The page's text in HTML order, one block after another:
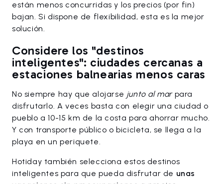
están menos concurridas y los precios (por fin)
bajan. Si dispone de flexibilidad, esta es la mejor
solución.
Considere los "destinos
inteligentes": ciudades cercanas a
estaciones balnearias menos caras
No siempre hay que alojarse junto al marpara
disfrutarlo. A veces basta con elegir una ciudad o
pueblo a 10-15 km de la costa para ahorrar mucho.
Y con transporte público o bicicleta, se llega a la
playa en un periquete.
Hotiday también selecciona estos destinos
inteligentes para que pueda disfrutar de unas